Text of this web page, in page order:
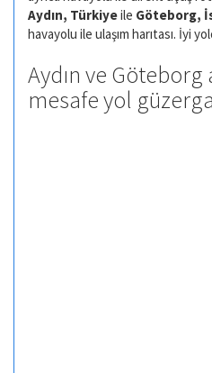
Aydın, Türkiyeile Göteborg,
havayolu ile ulaşım harıtası. İyi
Aydın ve Göteborg
mesafe yol